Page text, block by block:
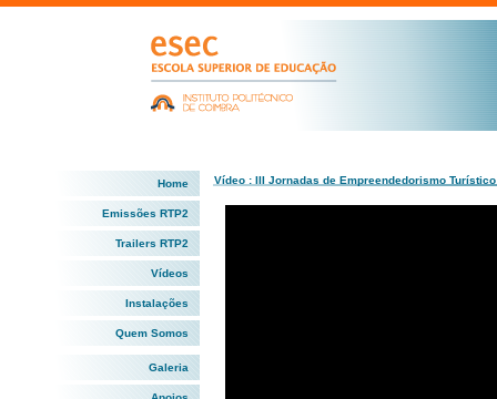
Home
Emissões RTP2
Trailers RTP2
Vídeos
Instalações
Quem Somos
Galeria
Vídeo : III Jornadas de Empreendedorismo Turístico